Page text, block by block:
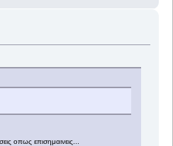
οπως επισημαινεις...